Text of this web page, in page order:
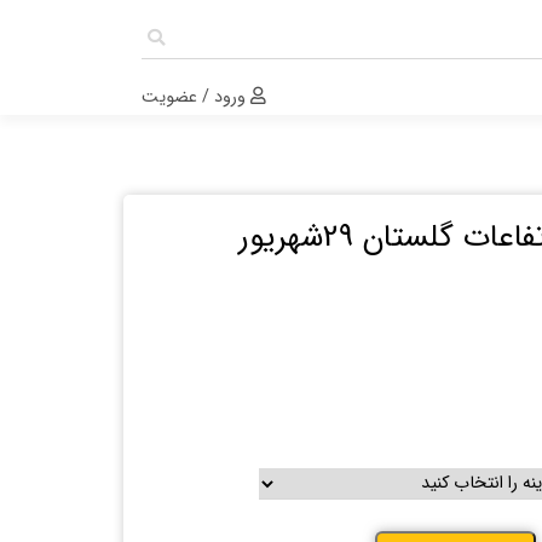
ورود / عضویت